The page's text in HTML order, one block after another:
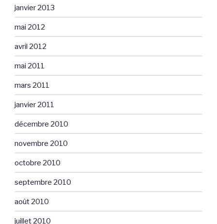
janvier 2013
mai 2012
avril 2012
mai 2011
mars 2011
janvier 2011
décembre 2010
novembre 2010
octobre 2010
septembre 2010
août 2010
juillet 2010